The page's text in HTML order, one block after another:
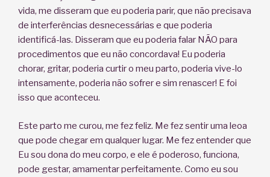
vida, me disseram que eu poderia parir, que não precisava
de interferências desnecessárias e que poderia
identificá-las. Disseram que eu poderia falar NÃO para
procedimentos que eu não concordava! Eu poderia
chorar, gritar, poderia curtir o meu parto, poderia vive-lo
intensamente, poderia não sofrer e sim renascer! E foi
isso que aconteceu.
Este parto me curou, me fez feliz. Me fez sentir uma leoa
que pode chegar em qualquer lugar. Me fez entender que
Eu sou dona do meu corpo, e ele é poderoso, funciona,
pode gestar, amamentar perfeitamente. Como eu sou